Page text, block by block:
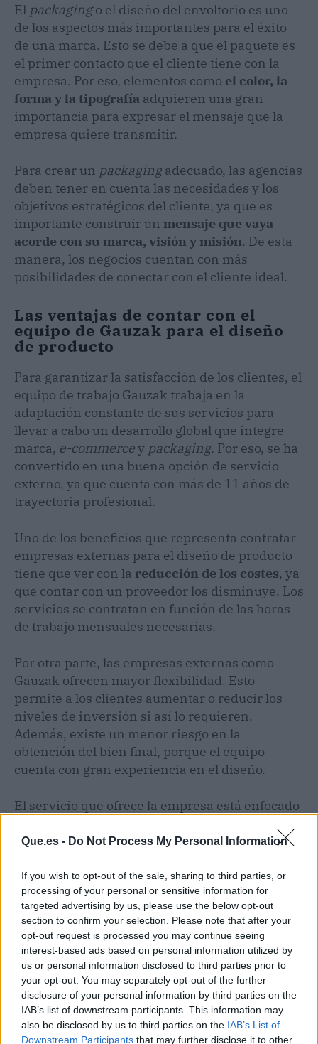
Que.es - Do Not Process My Personal Information
If you wish to opt-out of the sale, sharing to third parties, or
processing of your personal or sensitive information for
targeted advertising by us, please use the below opt-out
section to confirm your selection. Please note that after your
opt-out request is processed you may continue seeing
interest-based ads based on personal information utilized by
us or personal information disclosed to third parties prior to
your opt-out. You may separately opt-out of the further
disclosure of your personal information by third parties on the
IAB’s list of downstream participants. This information may
also be disclosed by us to third parties on the IAB’s List of
Downstream Participants that may further disclose it to other
El packagingo el diseño del envoltorio es uno
de los aspectos más importantes para el éxito
de una marca. Esto se debe a que el paquete es
el primer contacto que el cliente tiene con la
empresa. Por eso, elementos como el color, la
forma y la tipografía adquieren una gran
importancia para expresar el mensaje que la
empresa quiere transmitir.
Para crear un packagingadecuado, las agencias
deben tener en cuenta las necesidades y los
objetivos estratégicos del cliente, ya que es
importante construir un mensaje que vaya
acorde con su marca, visión y misión. De esta
manera, los negocios cuentan con más
posibilidades de conectar con el cliente ideal.
Las ventajas de contar con el
equipo de Gauzak para el diseño
de producto
Para garantizar la satisfacción de los clientes, el
equipo de trabajo Gauzak trabaja en la
adaptación constante de sus servicios para
llevar a cabo un desarrollo global que integre
marca, e-commercey packaging. Por eso, se ha
convertido en una buena opción de servicio
externo, ya que cuenta con más de 11 años de
trayectoria profesional.
Uno de los beneficios que representa contratar
empresas externas para el diseño de producto
tiene que ver con la reducción de los costes, ya
que contar con un proveedor los disminuye. Los
servicios se contratan en función de las horas
de trabajo mensuales necesarias.
Por otra parte, las empresas externas como
Gauzak ofrecen mayor flexibilidad. Esto
permite a los clientes aumentar o reducir los
niveles de inversión si así lo requieren.
Además, existe un menor riesgo en la
obtención del bien final, porque el equipo
cuenta con gran experiencia en el diseño.
El servicio que ofrece la empresa está enfocado
fortalecimiento de marca, elpackagingy ele-
emprendedores. En la actualidad, la agencia
cuenta con 2 oficinas, una en Barcelona y otra
en Palma, desde donde ofrece sus servicios a
empresas de toda España.
Artículo anterior
Colocación de prótesis
dentales en Córdoba, de
la mano de Corporación
Artículo siguiente
El crecimiento de
Dámelo Dámelo en el
mercado inmobiliario